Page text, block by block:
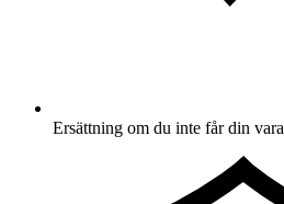
Ersättning om du inte får din vara